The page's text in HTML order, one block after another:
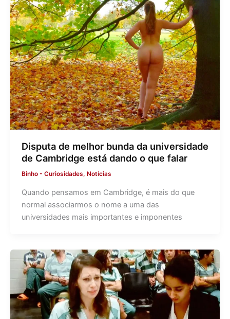
Disputa de melhor bunda da universidade
de Cambridge está dando o que falar
Binho - Curiosidades, Notícias
Quando pensamos em Cambridge, é mais do que
normal associarmos o nome a uma das
universidades mais importantes e imponentes